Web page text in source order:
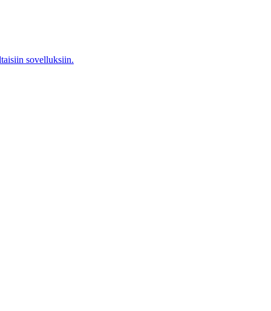
sovelluksiin.